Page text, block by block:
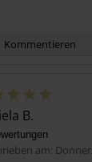
Kommentieren
B.
am: